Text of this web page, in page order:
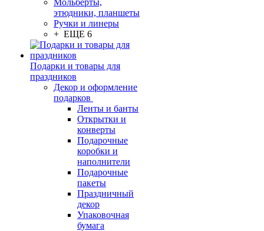
Мольберты,
этюдники, планшеты
Ручки и линеры
+ ЕЩЕ 6
Подарки и товары для
праздников
Декор и оформление
подарков
Ленты и банты
Открытки и
конверты
Подарочные
коробки и
наполнители
Подарочные
пакеты
Праздничный
декор
Упаковочная
бумага